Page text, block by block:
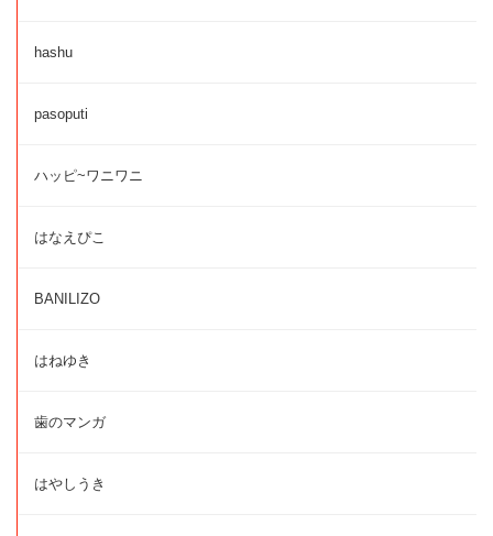
hashu
pasoputi
ハッピ~ワニワニ
はなえぴこ
BANILIZO
はねゆき
歯のマンガ
はやしうき